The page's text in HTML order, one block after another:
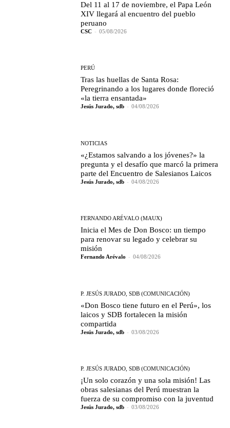
Del 11 al 17 de noviembre, el Papa León
XIV llegará al encuentro del pueblo
peruano
CSC - 05/08/2026
PERÚ
Tras las huellas de Santa Rosa:
Peregrinando a los lugares donde floreció
«la tierra ensantada»
Jesús Jurado, sdb - 04/08/2026
NOTICIAS
«¿Estamos salvando a los jóvenes?» la
pregunta y el desafío que marcó la primera
parte del Encuentro de Salesianos Laicos
Jesús Jurado, sdb - 04/08/2026
FERNANDO ARÉVALO (MAUX)
Inicia el Mes de Don Bosco: un tiempo
para renovar su legado y celebrar su
misión
Fernando Arévalo - 04/08/2026
P. JESÚS JURADO, SDB (COMUNICACIÓN)
«Don Bosco tiene futuro en el Perú», los
laicos y SDB fortalecen la misión
compartida
Jesús Jurado, sdb - 03/08/2026
P. JESÚS JURADO, SDB (COMUNICACIÓN)
¡Un solo corazón y una sola misión! Las
obras salesianas del Perú muestran la
fuerza de su compromiso con la juventud
Jesús Jurado, sdb - 03/08/2026